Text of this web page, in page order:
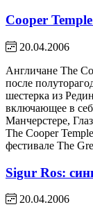
Cooper
20.04.2006
Англичане The
после
шестерка из
включающее в
Манчерстере,
The Cooper
фестивале The
Sigur Ros:
20.04.2006